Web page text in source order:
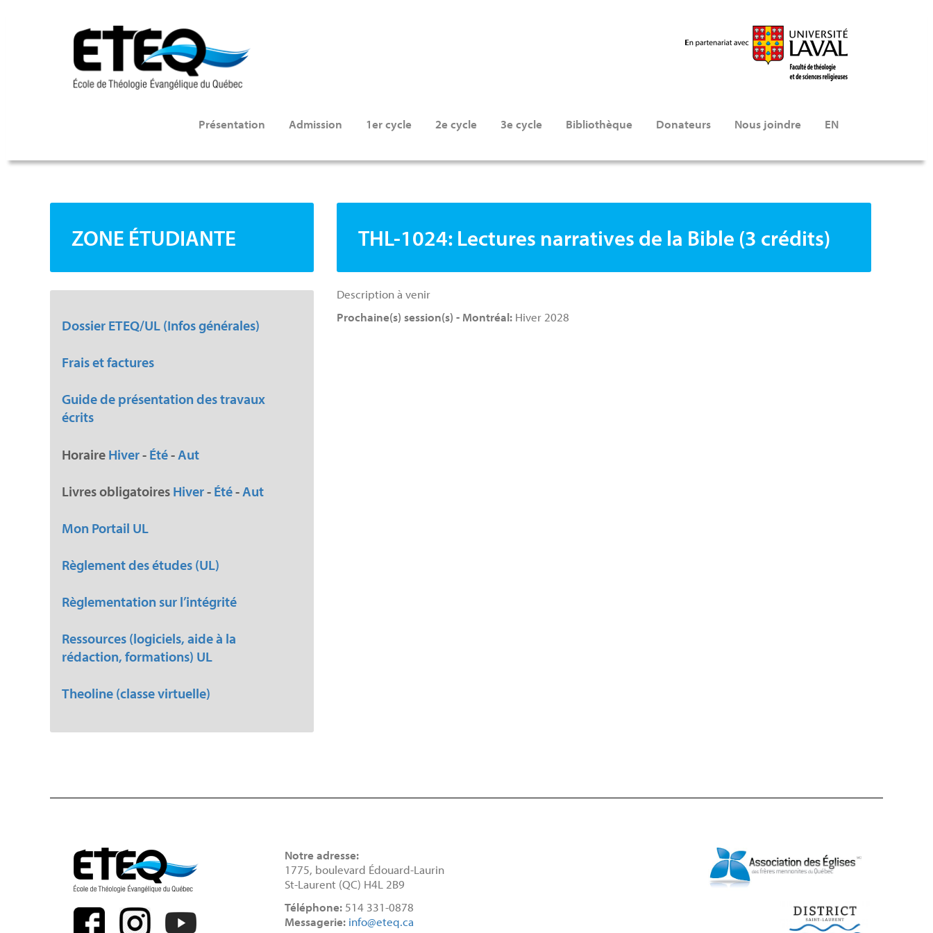
Présentation Admission 1er cycle 2e cycle 3e cycle Bibliothèque Donateurs Nous joindre EN
THL-1024: Lectures narratives de la Bible (3 crédits)
Description à venir
Prochaine(s) session(s) - Montréal: Hiver 2028
ZONE ÉTUDIANTE
Dossier ETEQ/UL (Infos générales)
Frais et factures
Guide de présentation des travaux
écrits
HoraireHiver-Été-Aut
Livres obligatoiresHiver-Été-Aut
Mon Portail UL
Règlement des études (UL)
Règlementation sur l’intégrité
Ressources (logiciels, aide à la
rédaction, formations) UL
Theoline (classe virtuelle)
Notre adresse:
1775, boulevard Édouard-Laurin
St-Laurent (QC) H4L 2B9
Téléphone: 514 331-0878
Messagerie: info@eteq.ca